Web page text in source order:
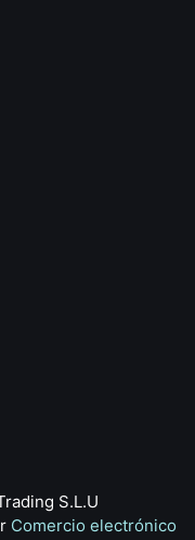
S.L.U
Comercio electrónico